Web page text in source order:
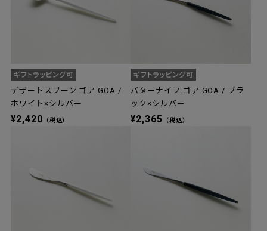
デザートスプーン ゴア GOA /
ホワイト×シルバー
¥2,420 （税込）
バターナイフ ゴア GOA / ブラ
ック×シルバー
¥2,365 （税込）